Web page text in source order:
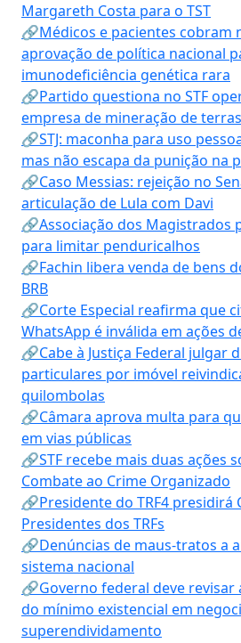
Margareth Costa para o TST
🔗Médicos e pacientes cobram
aprovação de política nacional
imunodeficiência genética rara
🔗Partido questiona no STF
empresa de mineração de
🔗STJ: maconha para uso
mas não escapa da punição na
🔗Caso Messias: rejeição no
articulação de Lula com Davi
🔗Associação dos Magistrados
para limitar penduricalhos
🔗Fachin libera venda de bens
BRB
🔗Corte Especial reafirma que
WhatsApp é inválida em ações
🔗Cabe à Justiça Federal julgar
particulares por imóvel
quilombolas
🔗Câmara aprova multa para
em vias públicas
🔗STF recebe mais duas ações
Combate ao Crime Organizado
🔗Presidente do TRF4 presidirá
Presidentes dos TRFs
🔗Denúncias de maus-tratos a
sistema nacional
🔗Governo federal deve revisar
do mínimo existencial em
superendividamento